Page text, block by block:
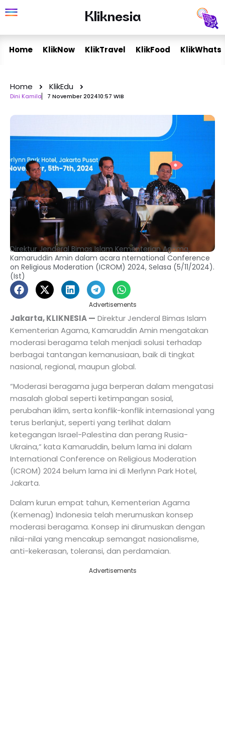
to
Kliknesia
Kliknesia
Home KlikNow KlikTravel KlikFood KlikWhats
Home KlikEdu
Dini Kamila 7 November 202410:57 WIB
Direktur Jenderal Bimas Islam Kementerian Agama,
Kamaruddin Amin dalam acara nternational Conference
on Religious Moderation (ICROM) 2024, Selasa (5/11/2024).
(Ist)
Advertisements
Jakarta, KLIKNESIA — Direktur Jenderal Bimas Islam
Kementerian Agama, Kamaruddin Amin mengatakan
moderasi beragama telah menjadi solusi terhadap
berbagai tantangan kemanusiaan, baik di tingkat
nasional, regional, maupun global.
“Moderasi beragama juga berperan dalam mengatasi
masalah global seperti ketimpangan sosial,
perubahan iklim, serta konflik-konflik internasional yang
terus berlanjut, seperti yang terlihat dalam
ketegangan Israel-Palestina dan perang Rusia-
Ukraina,” kata Kamaruddin, belum lama ini dalam
International Conference on Religious Moderation
(ICROM) 2024 belum lama ini di Merlynn Park Hotel,
Jakarta.
Dalam kurun empat tahun, Kementerian Agama
(Kemenag) Indonesia telah merumuskan konsep
moderasi beragama. Konsep ini dirumuskan dengan
nilai-nilai yang mencakup semangat nasionalisme,
anti-kekerasan, toleransi, dan perdamaian.
Advertisements